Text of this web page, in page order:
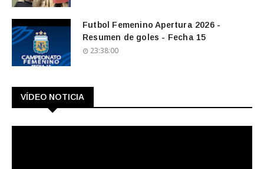
Futbol Femenino Apertura 2026 -
Resumen de goles - Fecha 15
23:38:00
VÍDEO NOTICIA